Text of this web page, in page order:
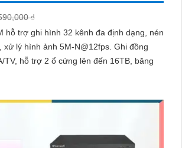
₫
hỗ trợ ghi hình 32 kênh đa định dạng, nén
hình ảnh 5M-N@12fps. Ghi đồng
TV, hỗ trợ 2 ổ cứng lên đến 16TB, băng